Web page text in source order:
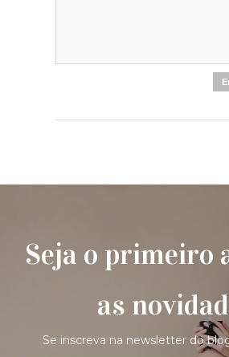
Seja o primeiro
as
Se inscreva na newsletter do